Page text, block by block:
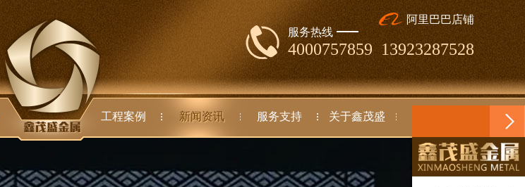
服务热线
4000757859 13923287528
阿里巴巴店铺
工程案例 新闻资讯 服务支持 关于鑫茂盛